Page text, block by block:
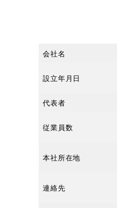
会社名
設立年月日
代表者
従業員数
本社所在地
連絡先